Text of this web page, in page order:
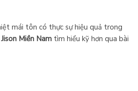
mái tôn có thực sự hiệu quả trong
Jison Miền Nam tìm hiểu kỹ hơn qua bài